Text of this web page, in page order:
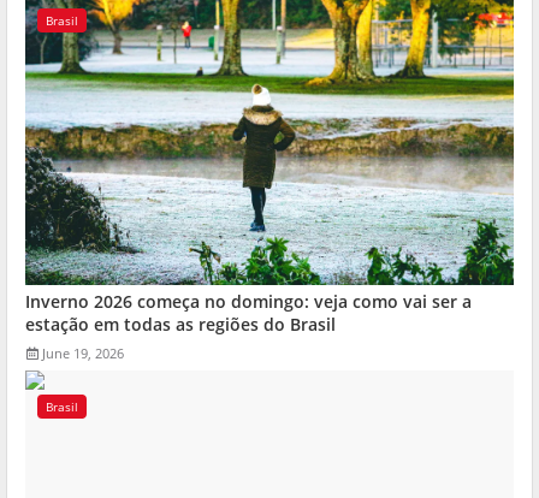
Brasil
Inverno 2026 começa no domingo: veja como vai ser a
estação em todas as regiões do Brasil
June 19, 2026
Brasil